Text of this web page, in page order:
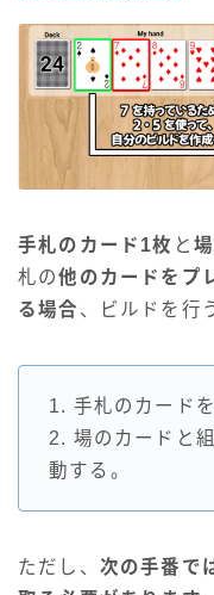
手札のカード1枚 と
札の他のカードをプ
る場合 、ビルドを行
1. 手札のカードを
2. 場のカードと
動する。
ただし、 次の手番で